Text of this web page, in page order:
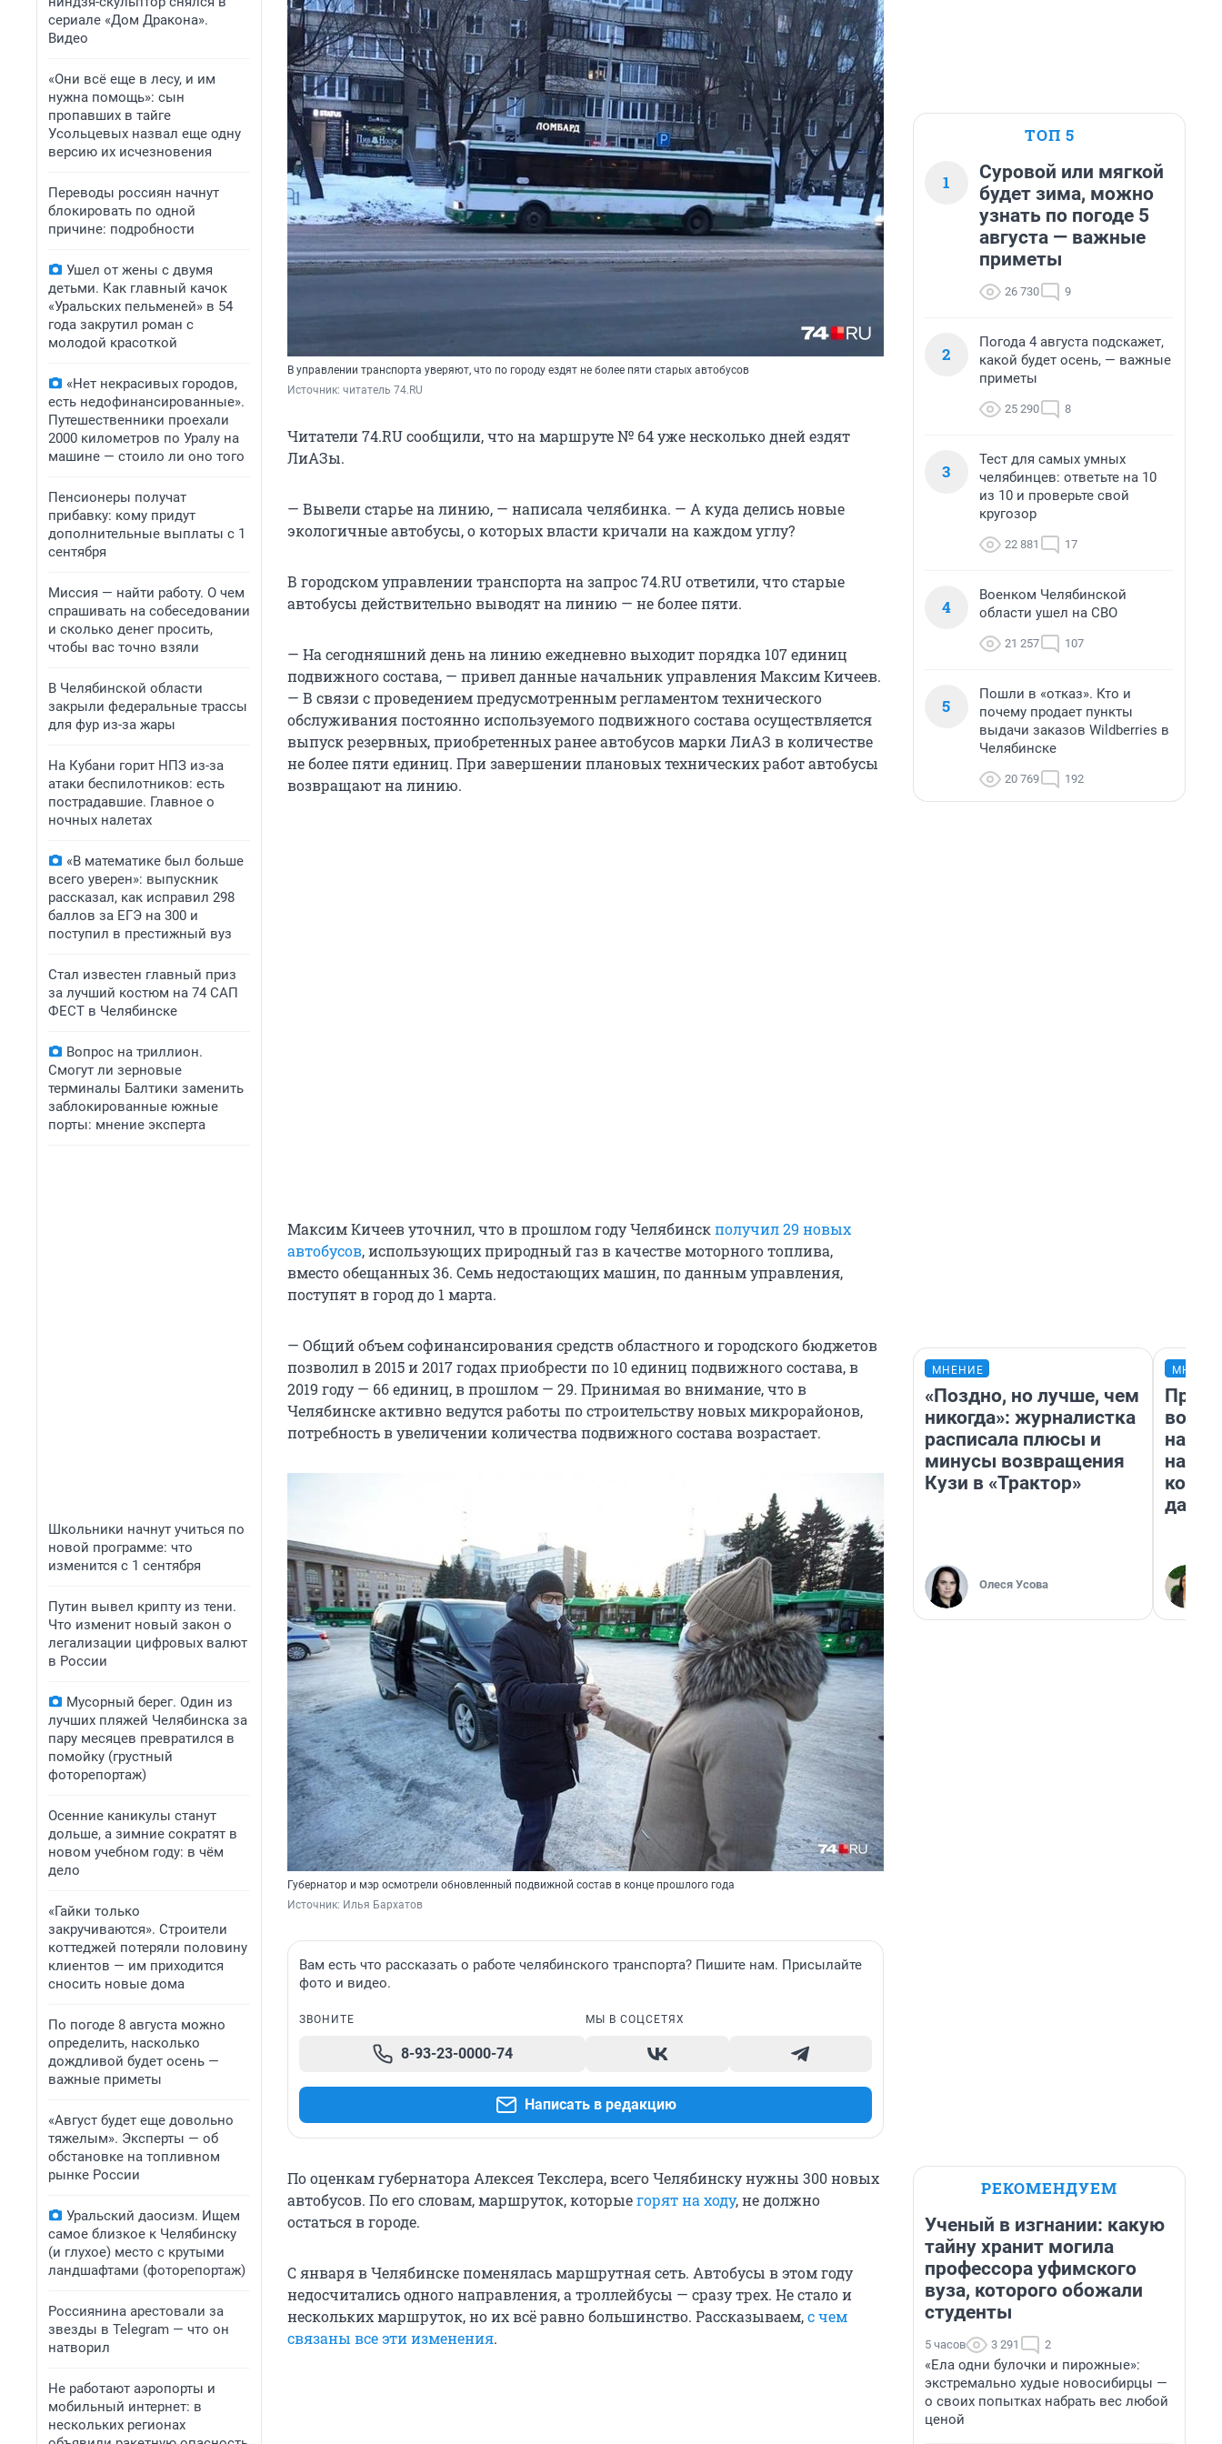
сериале «Дом Дракона».
Видео
«Они всё еще в лесу, и им
нужна помощь»: сын
пропавших в тайге
Усольцевых назвал еще одну
версию их исчезновения
Переводы россиян начнут
блокировать по одной
причине: подробности
Ушел от жены с двумя
детьми. Как главный качок
«Уральских пельменей» в 54
года закрутил роман с
молодой красоткой
«Нет некрасивых городов,
есть недофинансированные».
Путешественники проехали
2000 километров по Уралу на
машине — стоило ли оно того
Пенсионеры получат
прибавку: кому придут
дополнительные выплаты с 1
сентября
Миссия — найти работу. О чем
спрашивать на собеседовании
и сколько денег просить,
чтобы вас точно взяли
В Челябинской области
закрыли федеральные трассы
для фур из-за жары
На Кубани горит НПЗ из-за
атаки беспилотников: есть
пострадавшие. Главное о
ночных налетах
«В математике был больше
всего уверен»: выпускник
рассказал, как исправил 298
баллов за ЕГЭ на 300 и
поступил в престижный вуз
Стал известен главный приз
за лучший костюм на 74 САП
ФЕСТ в Челябинске
Вопрос на триллион.
Смогут ли зерновые
терминалы Балтики заменить
заблокированные южные
порты: мнение эксперта
Школьники начнут учиться по
новой программе: что
изменится с 1 сентября
Путин вывел крипту из тени.
Что изменит новый закон о
легализации цифровых валют
в России
Мусорный берег. Один из
лучших пляжей Челябинска за
пару месяцев превратился в
помойку (грустный
фоторепортаж)
Осенние каникулы станут
дольше, а зимние сократят в
новом учебном году: в чём
дело
«Гайки только
закручиваются». Строители
коттеджей потеряли половину
клиентов — им приходится
сносить новые дома
По погоде 8 августа можно
определить, насколько
дождливой будет осень —
важные приметы
«Август будет еще довольно
тяжелым». Эксперты — об
обстановке на топливном
рынке России
Уральский даосизм. Ищем
самое близкое к Челябинску
(и глухое) место с крутыми
ландшафтами (фоторепортаж)
Россиянина арестовали за
звезды в Telegram — что он
натворил
Не работают аэропорты и
мобильный интернет: в
нескольких регионах
В управлении транспорта уверяют, что по городу ездят не более пяти старых автобусов
Источник: читатель 74.RU
Читатели 74.RU сообщили, что на маршруте № 64 уже несколько дней ездят
ЛиАЗы.
— Вывели старье на линию, — написала челябинка. — А куда делись новые
экологичные автобусы, о которых власти кричали на каждом углу?
В городском управлении транспорта на запрос 74.RU ответили, что старые
автобусы действительно выводят на линию — не более пяти.
— На сегодняшний день на линию ежедневно выходит порядка 107 единиц
подвижного состава, — привел данные начальник управления Максим Кичеев.
— В связи с проведением предусмотренным регламентом технического
обслуживания постоянно используемого подвижного состава осуществляется
выпуск резервных, приобретенных ранее автобусов марки ЛиАЗ в количестве
не более пяти единиц. При завершении плановых технических работ автобусы
возвращают на линию.
Максим Кичеев уточнил, что в прошлом году Челябинскполучил 29 новых
автобусов, использующих природный газ в качестве моторного топлива,
вместо обещанных 36. Семь недостающих машин, по данным управления,
поступят в город до 1 марта.
— Общий объем софинансирования средств областного и городского бюджетов
позволил в 2015 и 2017 годах приобрести по 10 единиц подвижного состава, в
2019 году — 66 единиц, в прошлом — 29. Принимая во внимание, что в
Челябинске активно ведутся работы по строительству новых микрорайонов,
потребность в увеличении количества подвижного состава возрастает.
Губернатор и мэр осмотрели обновленный подвижной состав в конце прошлого года
Источник: Илья Бархатов
Вам есть что рассказать о работе челябинского транспорта? Пишите нам. Присылайте
фото и видео.
ЗВОНИТЕ
8-93-23-0000-74
МЫ В СОЦСЕТЯХ
Написать в редакцию
По оценкам губернатора Алексея Текслера, всего Челябинску нужны 300 новых
автобусов. По его словам, маршруток, которыегорят на ходу, не должно
остаться в городе.
С января в Челябинске поменялась маршрутная сеть. Автобусы в этом году
недосчитались одного направления, а троллейбусы — сразу трех. Не стало и
нескольких маршруток, но их всё равно большинство. Рассказываем,с чем
связаны все эти изменения.
ТОП 5
1
Суровой или мягкой
будет зима, можно
узнать по погоде 5
августа — важные
приметы
26 730 9
2
Погода 4 августа подскажет,
какой будет осень, — важные
приметы
25 290 8
3
Тест для самых умных
челябинцев: ответьте на 10
из 10 и проверьте свой
кругозор
22 881 17
4
Военком Челябинской
области ушел на СВО
21 257 107
5
Пошли в «отказ». Кто и
почему продает пункты
выдачи заказов Wildberries в
Челябинске
20 769 192
МНЕНИЕ
«Поздно, но лучше, чем
никогда»: журналистка
расписала плюсы и
минусы возвращения
Кузи в «Трактор»
Олеся Усова
нам
даже
РЕКОМЕНДУЕМ
Ученый в изгнании: какую
тайну хранит могила
профессора уфимского
вуза, которого обожали
студенты
5 часов 3 291 2
«Ела одни булочки и пирожные»:
экстремально худые новосибирцы —
о своих попытках набрать вес любой
ценой